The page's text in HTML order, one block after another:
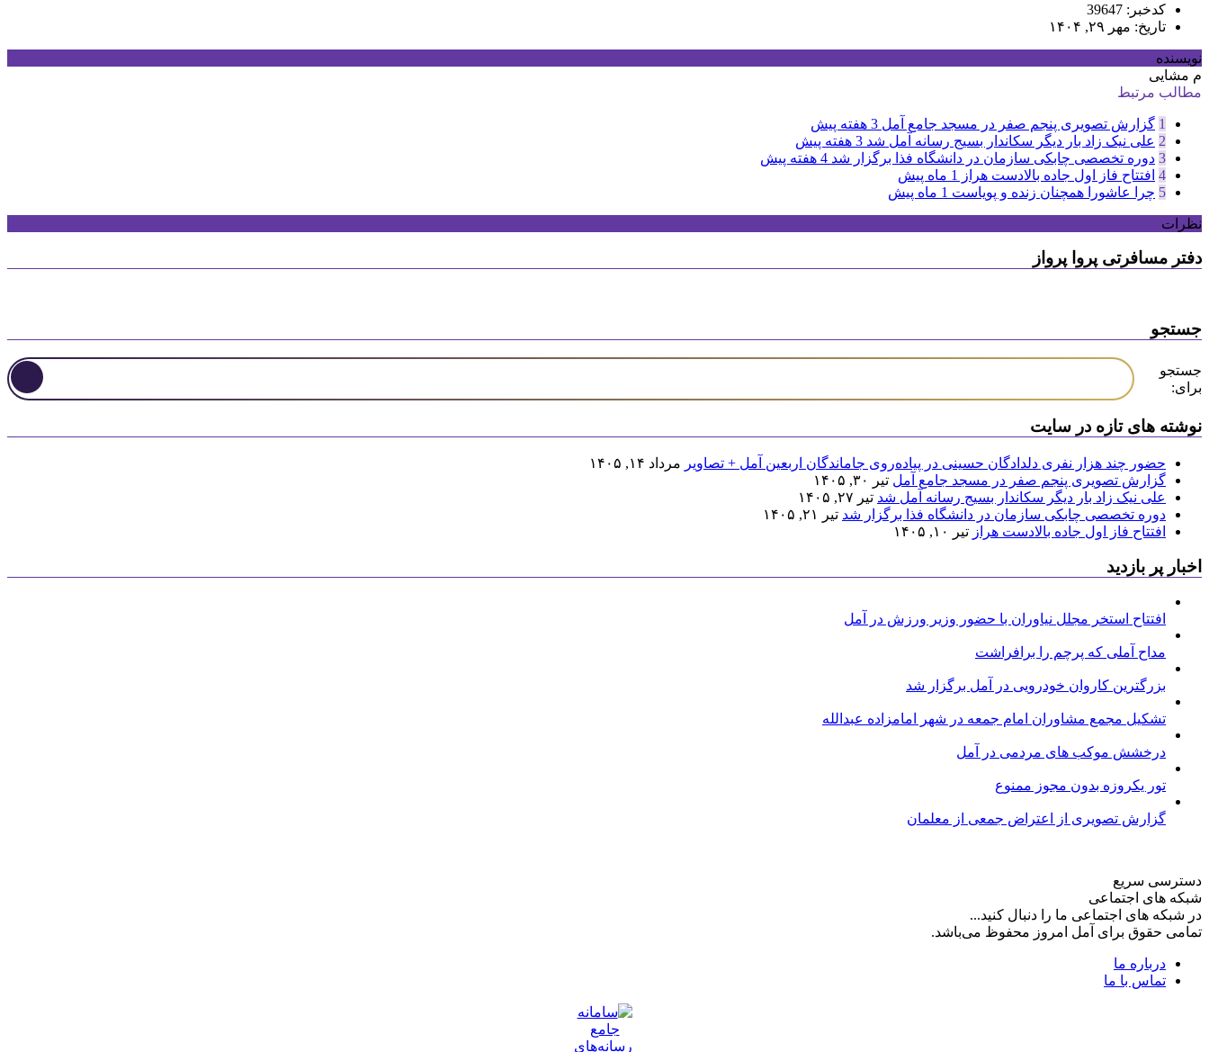
کدخبر: 39647
تاریخ: مهر ۲۹, ۱۴۰۴
نویسنده
م مشایی
مطالب مرتبط
1 گزارش تصویری پنجم صفر در مسجد جامع آمل 3 هفته پیش
2 علی نیک زاد بار دیگر سکاندار بسیج رسانه آمل شد 3 هفته پیش
3 دوره تخصصی چابکی سازمان در دانشگاه فذا برگزار شد 4 هفته پیش
4 افتتاح فاز اول جاده بالادست هراز
1 ماه پیش
5 چرا عاشورا همچنان زنده و پویاست 1 ماه پیش
نظرات
دفتر مسافرتی پروا پرواز
جستجو
جستجو
برای:
نوشته های تازه در سایت
حضور چند هزار نفری دلدادگان حسینی در پیاده‌روی جاماندگان اربعین آمل + تصاویر مرداد ۱۴, ۱۴۰۵
گزارش تصویری پنجم صفر در مسجد جامع آمل تیر ۳۰, ۱۴۰۵
علی نیک زاد بار دیگر سکاندار بسیج رسانه آمل شد تیر ۲۷, ۱۴۰۵
دوره تخصصی چابکی سازمان در دانشگاه فذا برگزار شد تیر ۲۱, ۱۴۰۵
افتتاح فاز اول جاده بالادست هراز تیر ۱۰, ۱۴۰۵
اخبار پر بازدید
افتتاح استخر مجلل نیاوران با حضور وزیر ورزش در آمل
مداح آملی که پرچم را برافراشت
بزرگترین کاروان خودرویی در آمل برگزار شد
تشکیل مجمع مشاوران امام جمعه در شهر امامزاده عبدالله
درخشش موکب های مردمی در آمل
تور یکروزه بدون مجوز ممنوع
گزارش تصویری از اعتراض جمعی از معلمان
دسترسی سریع
شبکه های اجتماعی
در شبکه های اجتماعی ما را دنبال کنید...
تمامی حقوق برای آمل امروز محفوظ می‌باشد.
درباره ما
تماس با ما